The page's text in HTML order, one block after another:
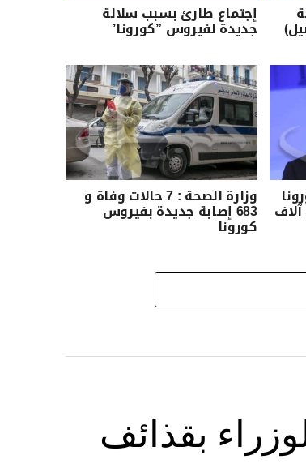
إجتماع طارئ بسبب سلالة
جديدة لفيروس ”كورونا’
وزارة الصحة : 7 حالات وفاة و
683 إصابة جديدة بفيروس
كورونا
بقذائف